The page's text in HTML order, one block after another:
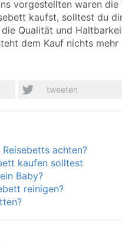
vorgestellten waren
kaufst, solltest du
Qualität und
dem Kauf nichts
tweeten
achten?
kaufen solltest
Baby?
reinigen?